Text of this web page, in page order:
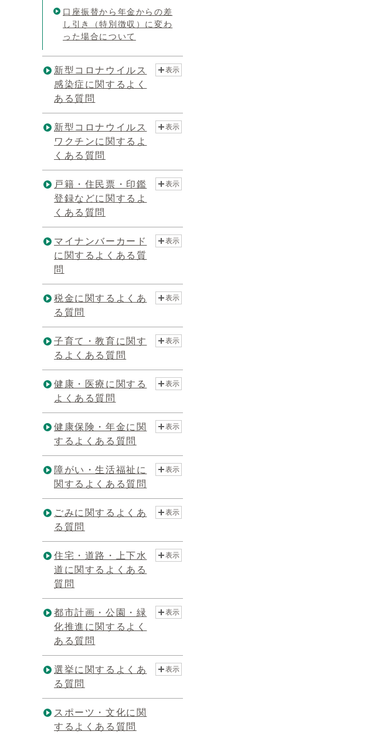
口座振替から年金からの差
し引き（特別徴収）に変わ
った場合について
新型コロナウイルス
感染症に関するよく
ある質問
表示
新型コロナウイルス
ワクチンに関するよ
くある質問
表示
戸籍・住民票・印鑑
登録などに関するよ
くある質問
表示
マイナンバーカード
に関するよくある質
問
表示
税金に関するよくあ
る質問
表示
子育て・教育に関す
るよくある質問
表示
健康・医療に関する
よくある質問
表示
健康保険・年金に関
するよくある質問
表示
障がい・生活福祉に
関するよくある質問
表示
ごみに関するよくあ
る質問
表示
住宅・道路・上下水
道に関するよくある
質問
表示
都市計画・公園・緑
化推進に関するよく
ある質問
表示
選挙に関するよくあ
る質問
表示
スポーツ・文化に関
するよくある質問